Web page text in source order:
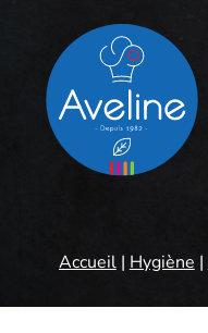
Accueil| Hygiène |